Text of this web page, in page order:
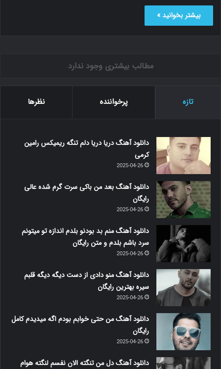
بیشتر بخوانید »
مطالب بیشتری وجود ندارد
تازه پرخواننده نظرها
دانلود آهنگ دریا دریا دلم تنگه ریمیکس رامین
کرمی
2025-04-26
دانلود آهنگ بعد من باکی سرت گرم شده عالی
رایگان
2025-04-26
دانلود آهنگ منم بد بودنو بلدم اندازه تو میتونم
سرد باشم بلدم و متن رایگان
2025-04-26
دانلود آهنگ منو دادی از دست دیگه دیگه قلبم
سیره بهترین رایگان
2025-04-26
دانلود آهنگ من حتی خوابم بودم اگه میدیدم کامل
رایگان
2025-04-26
دانلود آهنگ دل من تنگته الان نفسم لنگته هوام